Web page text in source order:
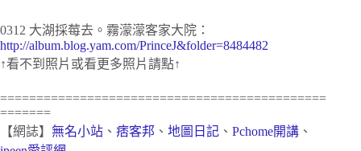
0312 大湖採莓去。霧濛濛客家大院：
http://album.blog.yam.com/PrinceJ&folder=8484482
↑看不到照片或看更多照片請點↑
=============================================
=======
【網誌】 無名小站 、 痞客邦 、 地圖日記 、 Pchome開講 、